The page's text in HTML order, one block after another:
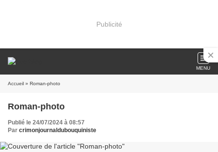
Publicité
MENU
Accueil » Roman-photo
Roman-photo
Publié le 24/07/2024 à 08:57
Par crimonjournaldubouquiniste